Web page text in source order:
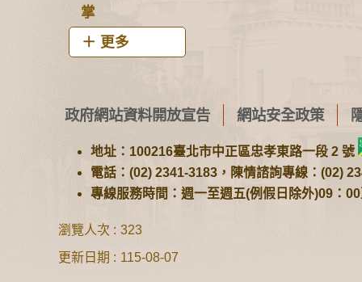
掌
更多
政府網站資料開放宣告 網站安全政策
地址：100216臺北市中正區忠孝東路一段 2 號
電話：(02) 2341-3183，陳情諮詢專線：(02)
專線服務時間：週一至週五(例假日除外)09：
瀏覽人次
323
更新日期
115-08-07